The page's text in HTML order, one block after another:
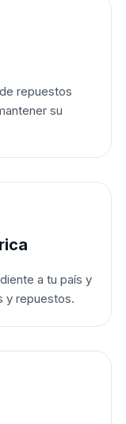
repuestos
su
a tu país y
y repuestos.